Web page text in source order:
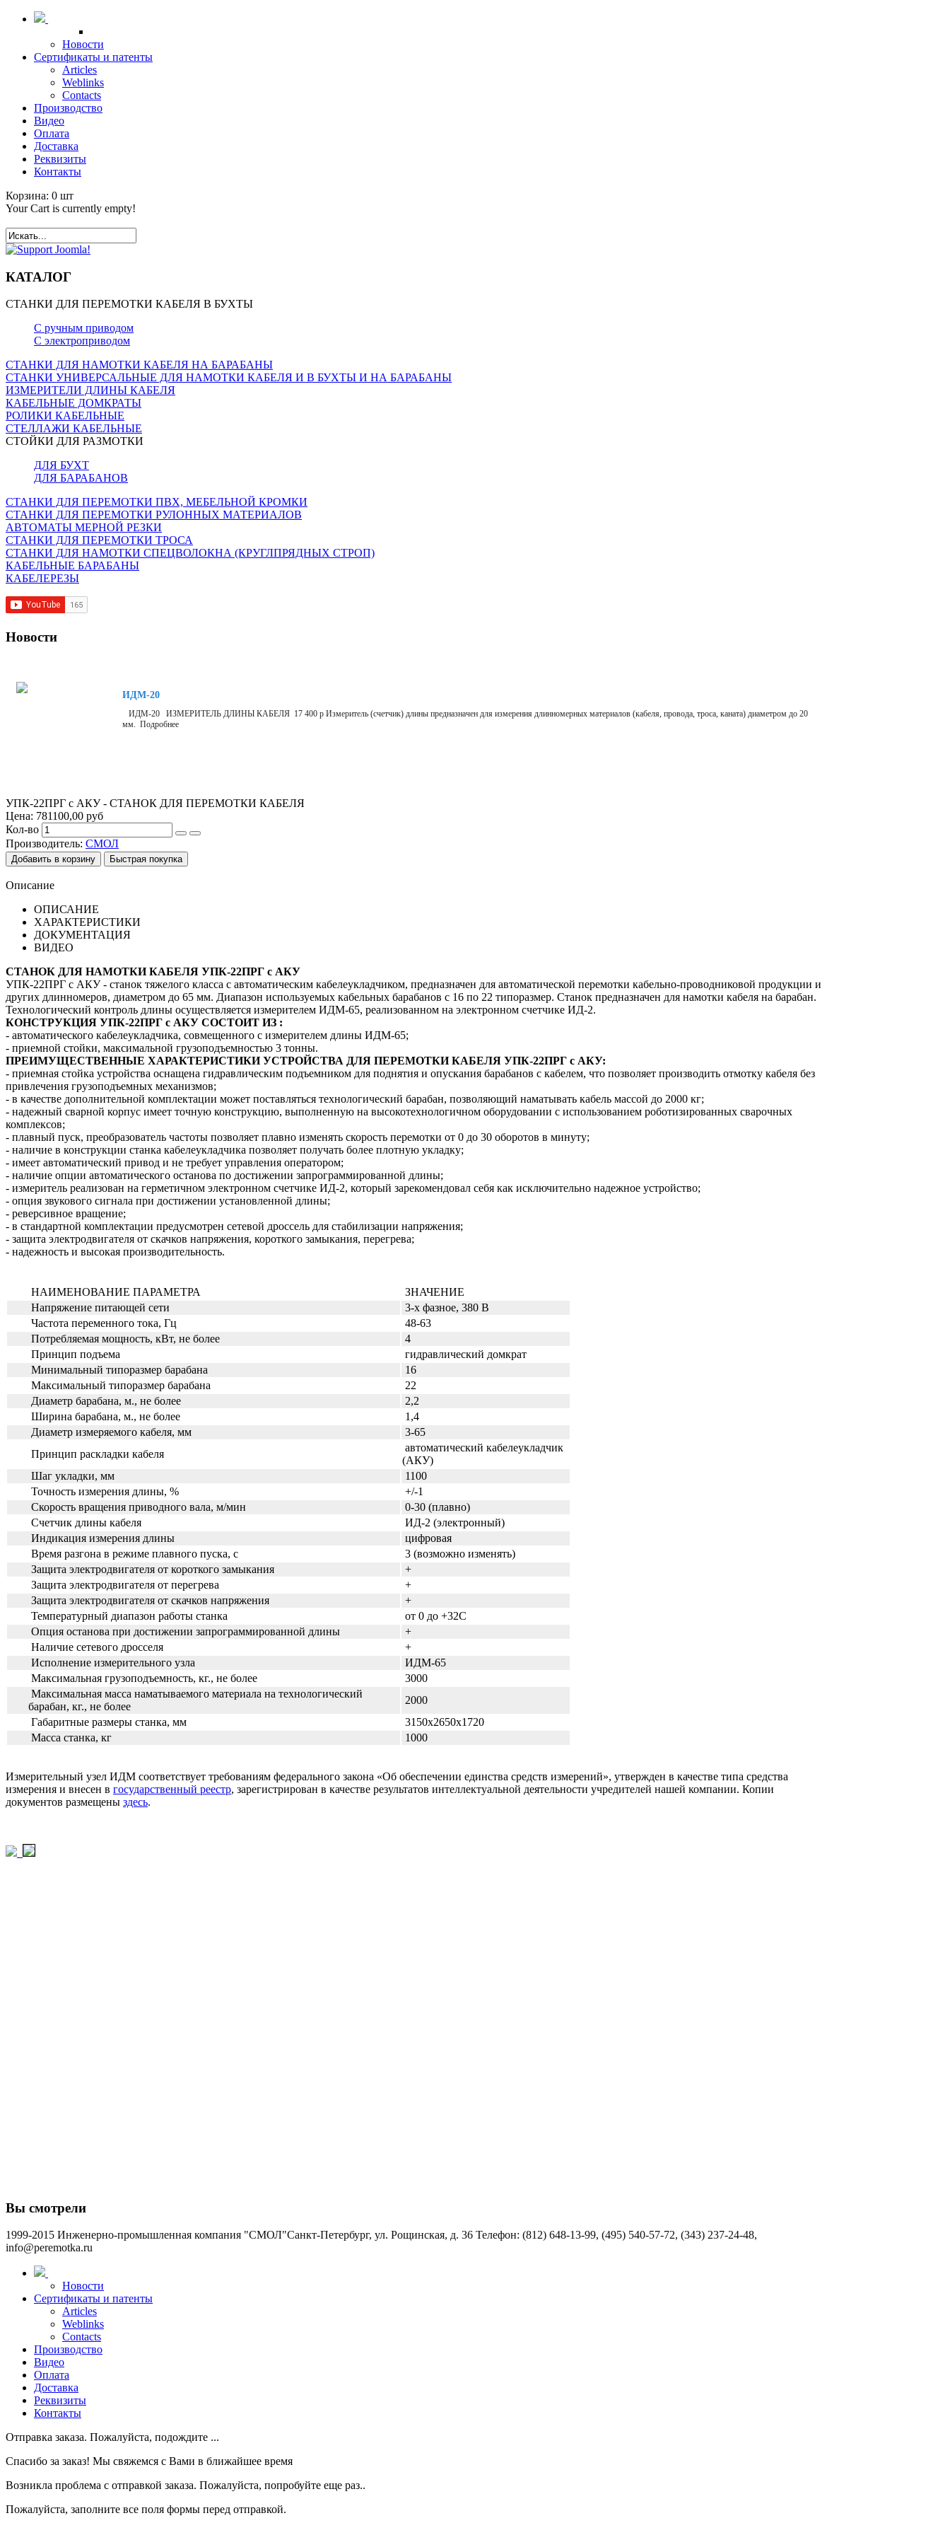
Новости
Сертификаты и патенты
Articles
Weblinks
Contacts
Производство
Видео
Оплата
Доставка
Реквизиты
Контакты
Корзина: 0 шт
Your Cart is currently empty!
КАТАЛОГ
СТАНКИ ДЛЯ ПЕРЕМОТКИ КАБЕЛЯ В БУХТЫ
С ручным приводом
С электроприводом
СТАНКИ ДЛЯ НАМОТКИ КАБЕЛЯ НА БАРАБАНЫ
СТАНКИ УНИВЕРСАЛЬНЫЕ ДЛЯ НАМОТКИ КАБЕЛЯ И В БУХТЫ И НА БАРАБАНЫ
ИЗМЕРИТЕЛИ ДЛИНЫ КАБЕЛЯ
КАБЕЛЬНЫЕ ДОМКРАТЫ
РОЛИКИ КАБЕЛЬНЫЕ
СТЕЛЛАЖИ КАБЕЛЬНЫЕ
СТОЙКИ ДЛЯ РАЗМОТКИ
ДЛЯ БУХТ
ДЛЯ БАРАБАНОВ
СТАНКИ ДЛЯ ПЕРЕМОТКИ ПВХ, МЕБЕЛЬНОЙ КРОМКИ
СТАНКИ ДЛЯ ПЕРЕМОТКИ РУЛОННЫХ МАТЕРИАЛОВ
АВТОМАТЫ МЕРНОЙ РЕЗКИ
СТАНКИ ДЛЯ ПЕРЕМОТКИ ТРОСА
СТАНКИ ДЛЯ НАМОТКИ СПЕЦВОЛОКНА (КРУГЛПРЯДНЫХ СТРОП)
КАБЕЛЬНЫЕ БАРАБАНЫ
КАБЕЛЕРЕЗЫ
Новости
ИДМ-20
ИДМ-20 ИЗМЕРИТЕЛЬ ДЛИНЫ КАБЕЛЯ 17 400 р Измеритель (счетчик) длины предназначен для измерения длинномерных материалов (кабеля, провода, троса, каната) диаметром до 20
мм. Подробнее
УПК-22ПРГ с АКУ - СТАНОК ДЛЯ ПЕРЕМОТКИ КАБЕЛЯ
Цена: 781100,00 руб
Кол-во
Производитель: СМОЛ
Описание
ОПИСАНИЕ
ХАРАКТЕРИСТИКИ
ДОКУМЕНТАЦИЯ
ВИДЕО
СТАНОК ДЛЯ НАМОТКИ КАБЕЛЯ УПК-22ПРГ с АКУ
УПК-22ПРГ с АКУ - станок тяжелого класса с автоматическим кабелеукладчиком, предназначен для автоматической перемотки кабельно-проводниковой продукции и
других длинномеров, диаметром до 65 мм. Диапазон используемых кабельных барабанов с 16 по 22 типоразмер. Станок предназначен для намотки кабеля на барабан.
Технологический контроль длины осуществляется измерителем ИДМ-65, реализованном на электронном счетчике ИД-2.
КОНСТРУКЦИЯ УПК-22ПРГ с АКУ СОСТОИТ ИЗ :
- автоматического кабелеукладчика, совмещенного с измерителем длины ИДМ-65;
- приемной стойки, максимальной грузоподъемностью 3 тонны.
ПРЕИМУЩЕСТВЕННЫЕ ХАРАКТЕРИСТИКИ УСТРОЙСТВА ДЛЯ ПЕРЕМОТКИ КАБЕЛЯ УПК-22ПРГ с АКУ:
- приемная стойка устройства оснащена гидравлическим подъемником для поднятия и опускания барабанов с кабелем, что позволяет производить отмотку кабеля без
привлечения грузоподъемных механизмов;
- в качестве дополнительной комплектации может поставляться технологический барабан, позволяющий наматывать кабель массой до 2000 кг;
- надежный сварной корпус имеет точную конструкцию, выполненную на высокотехнологичном оборудовании с использованием роботизированных сварочных
комплексов;
- плавный пуск, преобразователь частоты позволяет плавно изменять скорость перемотки от 0 до 30 оборотов в минуту;
- наличие в конструкции станка кабелеукладчика позволяет получать более плотную укладку;
- имеет автоматический привод и не требует управления оператором;
- наличие опции автоматического останова по достижении запрограммированной длины;
- измеритель реализован на герметичном электронном счетчике ИД-2, который зарекомендовал себя как исключительно надежное устройство;
- опция звукового сигнала при достижении установленной длины;
- реверсивное вращение;
- в стандартной комплектации предусмотрен сетевой дроссель для стабилизации напряжения;
- защита электродвигателя от скачков напряжения, короткого замыкания, перегрева;
- надежность и высокая производительность.
НАИМЕНОВАНИЕ ПАРАМЕТРА
ЗНАЧЕНИЕ
Напряжение питающей сети
3-х фазное, 380 В
Частота переменного тока, Гц
48-63
Потребляемая мощность, кВт, не более
4
Принцип подъема
гидравлический домкрат
Минимальный типоразмер барабана
16
Максимальный типоразмер барабана
22
Диаметр барабана, м., не более
2,2
Ширина барабана, м., не более
1,4
Диаметр измеряемого кабеля, мм
3-65
Принцип раскладки кабеля
автоматический кабелеукладчик
(АКУ)
Шаг укладки, мм
1100
Точность измерения длины, %
+/-1
Скорость вращения приводного вала, м/мин
0-30 (плавно)
Счетчик длины кабеля
ИД-2 (электронный)
Индикация измерения длины
цифровая
Время разгона в режиме плавного пуска, с
3 (возможно изменять)
Защита электродвигателя от короткого замыкания
+
Защита электродвигателя от перегрева
+
Защита электродвигателя от скачков напряжения
+
Температурный диапазон работы станка
от 0 до +32С
Опция останова при достижении запрограммированной длины
+
Наличие сетевого дросселя
+
Исполнение измерительного узла
ИДМ-65
Максимальная грузоподъемность, кг., не более
3000
Максимальная масса наматываемого материала на технологический
барабан, кг., не более
2000
Габаритные размеры станка, мм
3150х2650х1720
Масса станка, кг
1000
Измерительный узел ИДМ соответствует требованиям федерального закона «Об обеспечении единства средств измерений», утвержден в качестве типа средства
измерения и внесен в государственный реестр, зарегистрирован в качестве результатов интеллектуальной деятельности учредителей нашей компании. Копии
документов размещены здесь.
Вы смотрели
1999-2015 Инженерно-промышленная компания "СМОЛ"Санкт-Петербург, ул. Рощинская, д. 36 Телефон: (812) 648-13-99, (495) 540-57-72, (343) 237-24-48,
info@peremotka.ru
Новости
Сертификаты и патенты
Articles
Weblinks
Contacts
Производство
Видео
Оплата
Доставка
Реквизиты
Контакты
Отправка заказа. Пожалуйста, подождите ...
Спасибо за заказ! Мы свяжемся с Вами в ближайшее время
Возникла проблема с отправкой заказа. Пожалуйста, попробуйте еще раз..
Пожалуйста, заполните все поля формы перед отправкой.